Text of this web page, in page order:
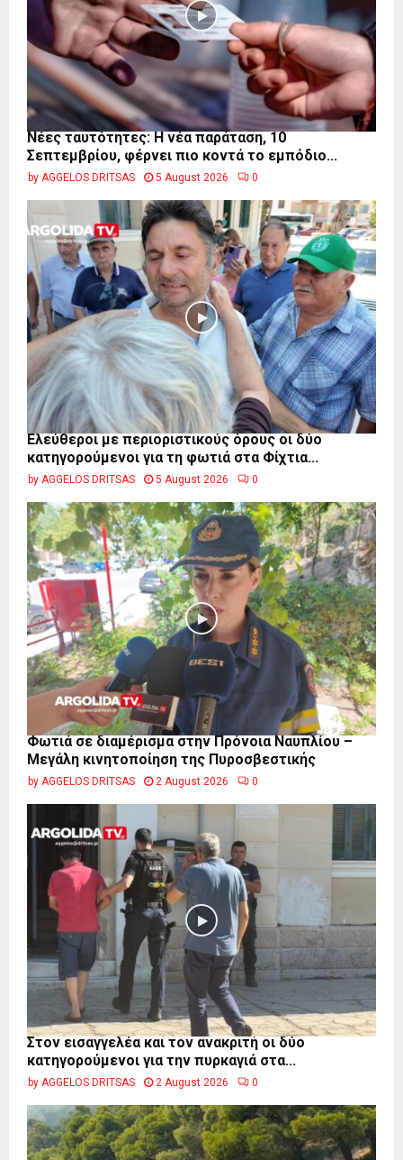
Νέες ταυτότητες: Η νέα παράταση, 10
Σεπτεμβρίου, φέρνει πιο κοντά το εμπόδιο...
by AGGELOS DRITSAS 5 August 2026 0
Ελεύθεροι με περιοριστικούς όρους οι δύο
κατηγορούμενοι για τη φωτιά στα Φίχτια...
by AGGELOS DRITSAS 5 August 2026 0
Φωτιά σε διαμέρισμα στην Πρόνοια Ναυπλίου –
Μεγάλη κινητοποίηση της Πυροσβεστικής
by AGGELOS DRITSAS 2 August 2026 0
Στον εισαγγελέα και τον ανακριτή οι δύο
κατηγορούμενοι για την πυρκαγιά στα...
by AGGELOS DRITSAS 2 August 2026 0